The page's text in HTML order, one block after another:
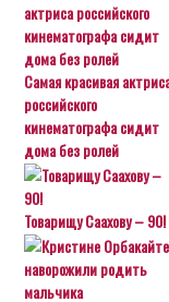
Самая красивая
российского
кинематографа сидит
дома без ролей
Товарищу Саахову – 90!